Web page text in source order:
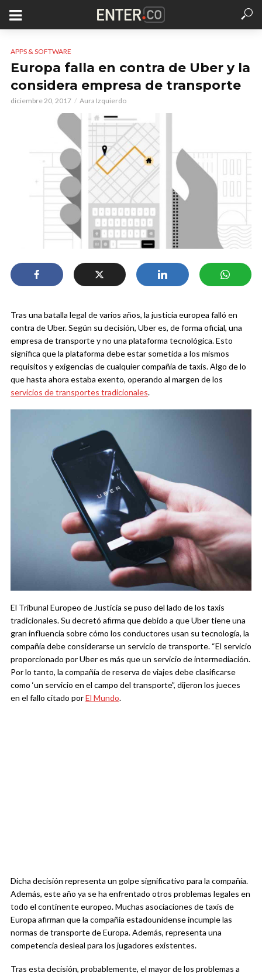
APPS & SOFTWARE
Europa falla en contra de Uber y la
considera empresa de transporte
diciembre 20, 2017 Aura Izquierdo
Tras una batalla legal de varios años, la justicia europea falló en
contra de Uber. Según su decisión, Uber es, de forma oficial, una
empresa de transporte y no una plataforma tecnológica. Esto
significa que la plataforma debe estar sometida a los mismos
requisitos y exigencias de cualquier compañía de taxis. Algo de lo
que hasta ahora estaba exento, operando al margen de los
servicios de transportes tradicionales.
El Tribunal Europeo de Justicia se puso del lado de los taxis
tradicionales. Su decretó afirma que debido a que Uber tiene una
gran influencia sobre cómo los conductores usan su tecnología, la
compañía debe considerarse un servicio de transporte. “El servicio
proporcionado por Uber es más que un servicio de intermediación.
Por lo tanto, la compañía de reserva de viajes debe clasificarse
como ‘un servicio en el campo del transporte”, dijeron los jueces
en el fallo citado porEl Mundo.
Dicha decisión representa un golpe significativo para la compañía.
Además, este año ya se ha enfrentado otros problemas legales en
todo el continente europeo. Muchas asociaciones de taxis de
Europa afirman que la compañía estadounidense incumple las
normas de transporte de Europa. Además, representa una
competencia desleal para los jugadores existentes.
Tras esta decisión, probablemente, el mayor de los problemas a